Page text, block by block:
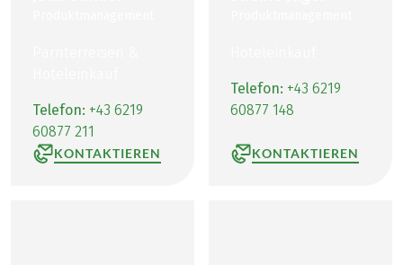
Telefon: +43 6219
60877 211
KONTAKTIEREN
Telefon: +43 6219
60877 148
KONTAKTIEREN